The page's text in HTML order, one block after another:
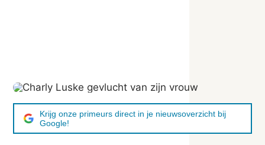
Krijg onze primeurs direct in je nieuwsoverzicht bij
Google!